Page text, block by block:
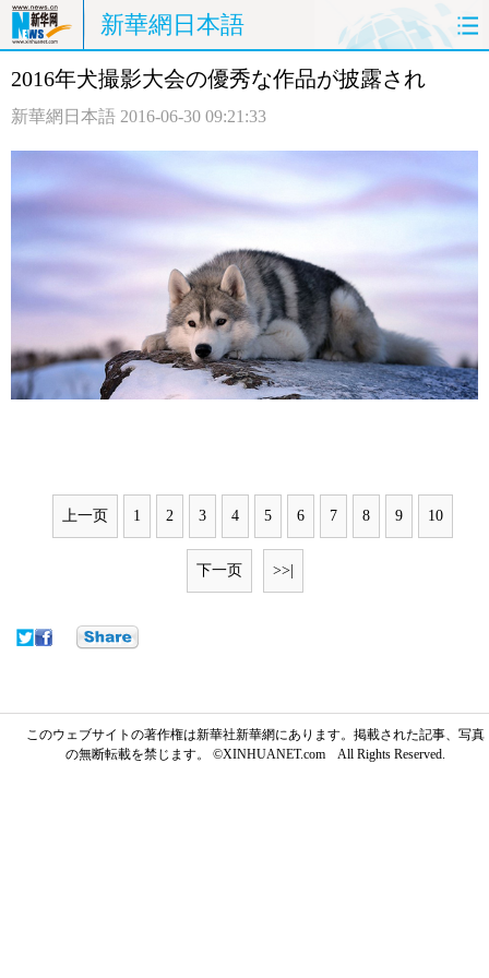
新華網日本語
ホームページ 政治 経済
評論
中日対訳
2016年犬撮影大会の優秀な作品が披露され
新華網日本語 2016-06-30 09:21:33
上一页 1 2 3 4 5 6 7 8 9 10
下一页 >>|
このウェブサイトの著作権は新華社新華網にあります。掲載された記事、写真
の無断転載を禁じます。 ©XINHUANET.com All Rights Reserved.